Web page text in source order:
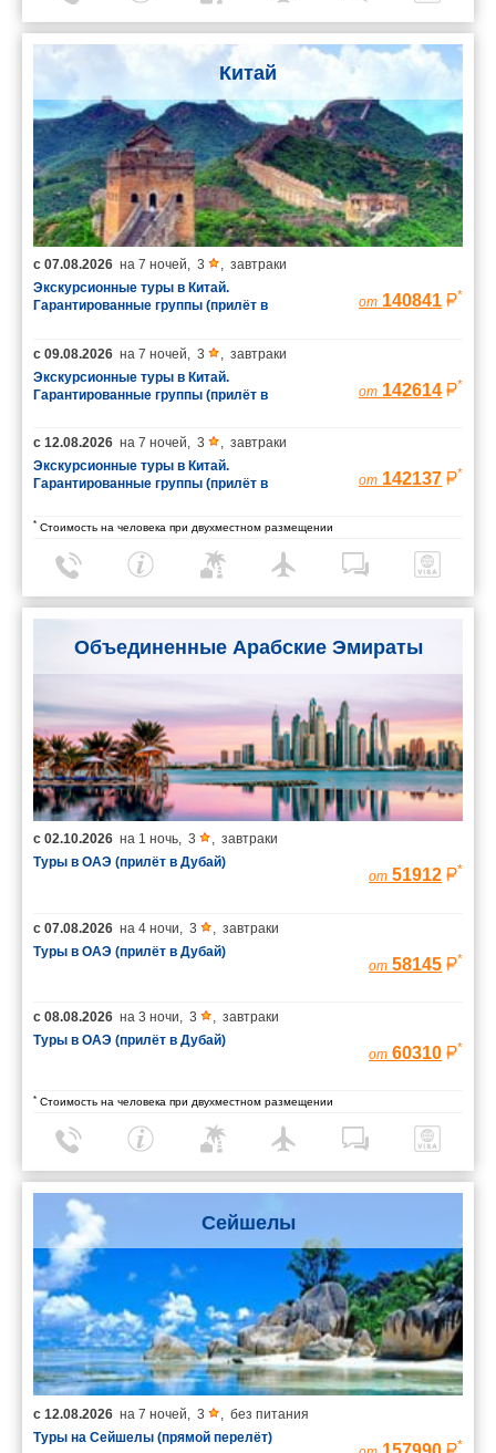
Китай
с 07.08.2026 на 7 ночей, 3 , завтраки
Экскурсионные туры в Китай.
Гарантированные группы (прилёт в
от 140841 *
с 09.08.2026 на 7 ночей, 3 , завтраки
Экскурсионные туры в Китай.
Гарантированные группы (прилёт в
от 142614 *
с 12.08.2026 на 7 ночей, 3 , завтраки
Экскурсионные туры в Китай.
Гарантированные группы (прилёт в
от 142137 *
* Стоимость на человека при двухместном размещении
Объединенные Арабские Эмираты
с 02.10.2026 на 1 ночь, 3 , завтраки
Туры в ОАЭ (прилёт в Дубай)
от 51912 *
с 07.08.2026 на 4 ночи, 3 , завтраки
Туры в ОАЭ (прилёт в Дубай)
от 58145 *
с 08.08.2026 на 3 ночи, 3 , завтраки
Туры в ОАЭ (прилёт в Дубай)
от 60310 *
* Стоимость на человека при двухместном размещении
Сейшелы
с 12.08.2026 на 7 ночей 3
без питания
Туры на Сейшелы (прямой перелёт)
*